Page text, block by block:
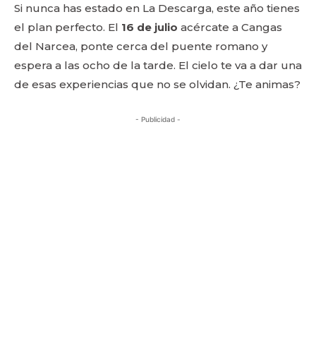
Si nunca has estado en La Descarga, este año tienes
el plan perfecto. El 16 de julio acércate a Cangas
del Narcea, ponte cerca del puente romano y
espera a las ocho de la tarde. El cielo te va a dar una
de esas experiencias que no se olvidan. ¿Te animas?
- Publicidad -